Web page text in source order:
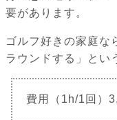
要があります。
ゴルフ好きの家庭な
ラウンドする」とい
費用（1h/1回）